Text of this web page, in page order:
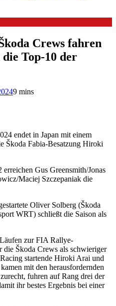
Crews fahren
Top-10 der
9 mins
endet in Japan mit einem
Škoda Fabia-Besatzung Hiroki
Gus Greensmith/Jonas
Maciej Szczepaniak die
Oliver Solberg (Škoda
WRT) schließt die Saison als
zur FIA Rallye-
die Škoda Crews als schwieriger
startende Hiroki Arai und
mit den herausfordernden
fuhren auf Rang drei der
ihr bestes Ergebnis bei einer